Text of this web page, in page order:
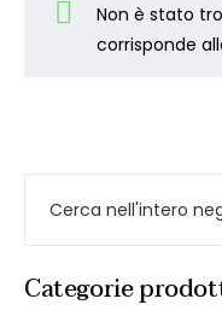
Categorie
Non è stato
corrisponde